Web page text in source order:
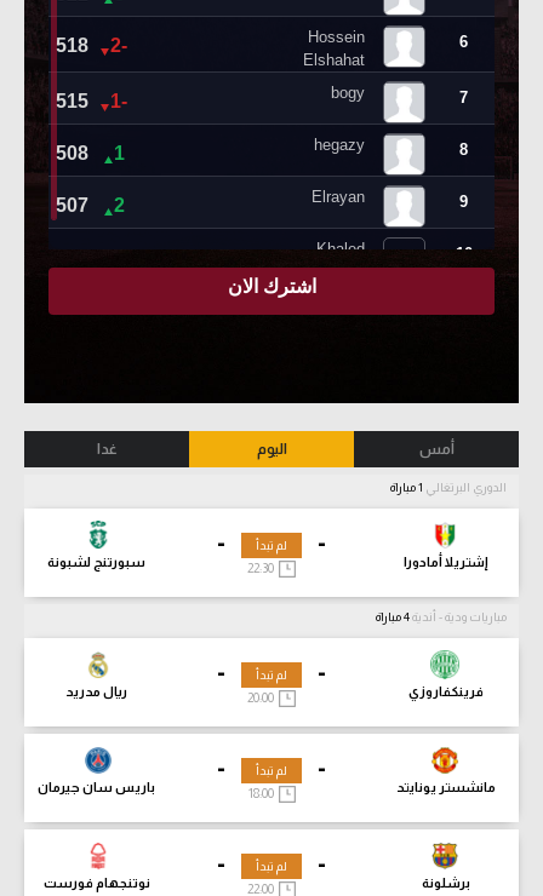
أمس اليوم غدا
الدوري البرتغالي
-
إشتريلا أمادورا
-
سبورتنج لشبونة
لم تبدأ
مباريات ودية - أندية
-
فرينكفاروزي
-
ريال مدريد
لم تبدأ
-
مانشستر يونايتد
-
باريس سان جيرمان
لم تبدأ
18:00
-
برشلونة
-
نوتنجهام فورست
لم تبدأ